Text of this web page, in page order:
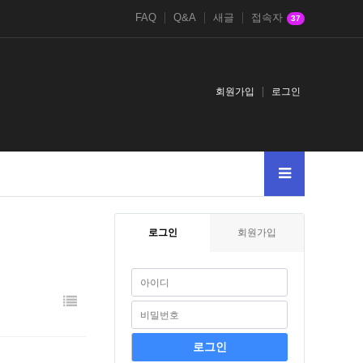
FAQ Q&A 새글 접속자 37
회원가입 로그인
로그인 회원가입